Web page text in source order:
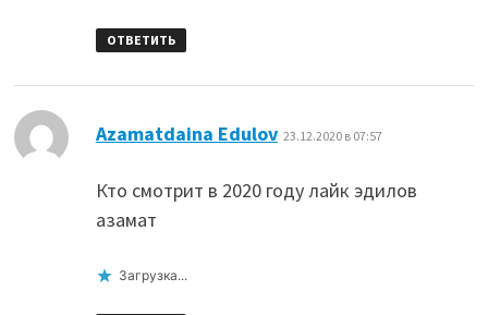
ОТВЕТИТЬ
Azamatdaina Edulov: 23.12.2020 в 07:57
Кто смотрит в 2020 году лайк эдилов
азамат
Загрузка...